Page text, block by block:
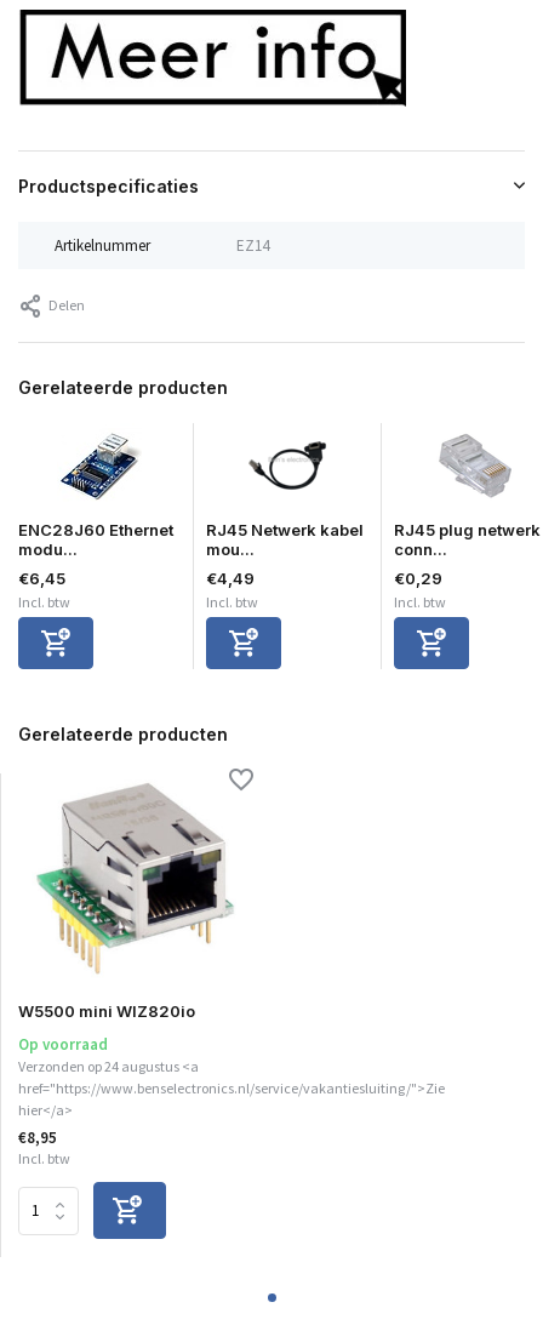
Productspecificaties
Artikelnummer EZ14
Delen
Gerelateerde producten
ENC28J60 Ethernet
modu...
€6,45
Incl. btw
RJ45 Netwerk kabel
mou...
€4,49
Incl. btw
RJ45 plug netwerk
conn...
€0,29
Incl. btw
Gerelateerde producten
W5500 mini WIZ820io
Op voorraad
Verzonden op 24 augustus <a
href="https://www.benselectronics.nl/service/vakantiesluiting/">Zie
hier</a>
€8,95
Incl. btw